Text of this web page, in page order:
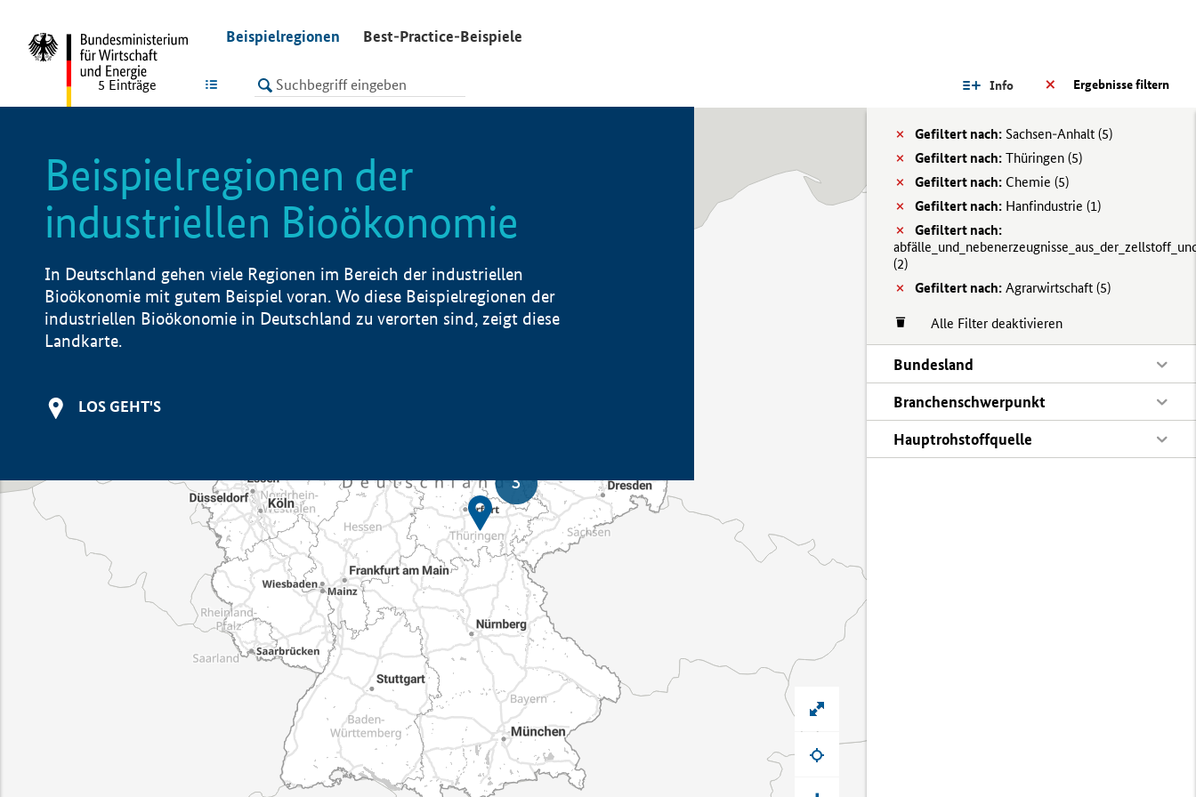
Beispielregionen Best-Practice-Beispiele
LISTE Ergebnisse filtern
Info
Gefiltert nach: Sachsen-Anhalt (5)
Gefiltert nach: Thüringen (5)
Gefiltert nach: Chemie (5)
Gefiltert nach: Hanfindustrie (1)
Gefiltert nach:
(2)
Gefiltert nach: Agrarwirtschaft (5)
Alle Filter deaktivieren
Bundesland
Branchenschwerpunkt
Hauptrohstoffquelle
5 Einträge
Beispielregionen der
industriellen Bioökonomie
In Deutschland gehen viele Regionen im Bereich der industriellen
Bioökonomie mit gutem Beispiel voran. Wo diese Beispielregionen der
industriellen Bioökonomie in Deutschland zu verorten sind, zeigt diese
Landkarte.
LOS GEHT'S